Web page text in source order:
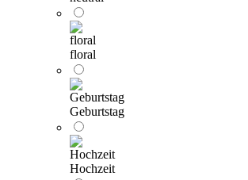
floral
Geburtstag
Hochzeit